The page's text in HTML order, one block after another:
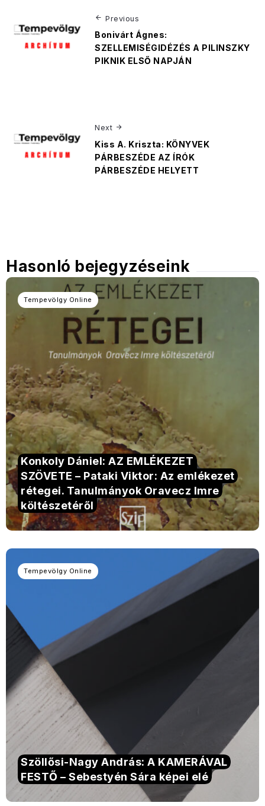
Previous
Bonivárt Ágnes:
SZELLEMISÉGIDÉZÉS A PILINSZKY
PIKNIK ELSŐ NAPJÁN
Next
Kiss A. Kriszta: KÖNYVEK
PÁRBESZÉDE AZ ÍRÓK
PÁRBESZÉDE HELYETT
Hasonló bejegyzéseink
Tempevölgy Online
Konkoly Dániel: AZ EMLÉKEZET
SZÖVETE – Pataki Viktor: Az emlékezet
rétegei. Tanulmányok Oravecz Imre
költészetéről
Tempevölgy Online
Szöllősi-Nagy András: A KAMERÁVAL
FESTŐ – Sebestyén Sára képei elé